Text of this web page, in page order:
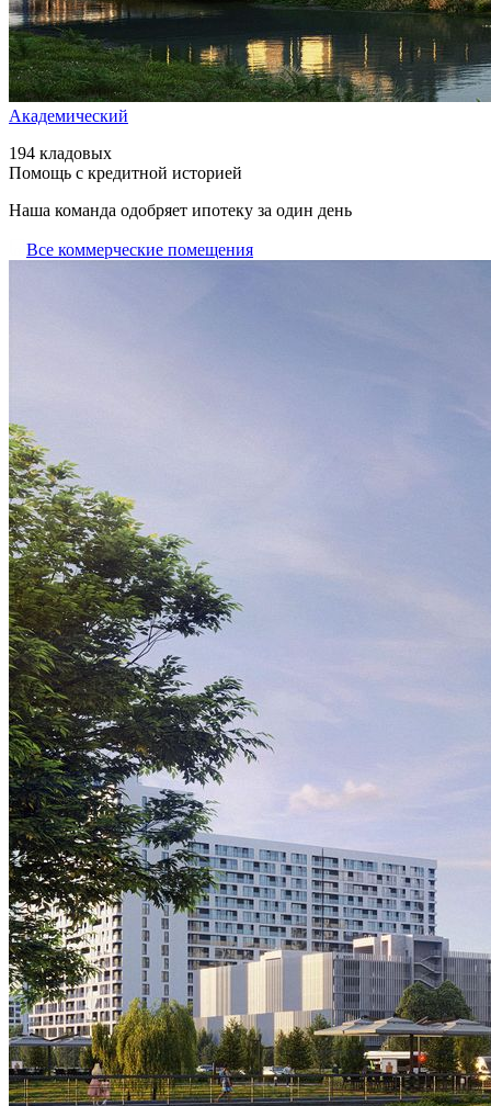
Академический
194 кладовых
Помощь с кредитной историей
Наша команда одобряет ипотеку за один день
Все коммерческие помещения